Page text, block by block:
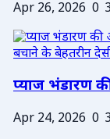
Apr 26, 2026 0
प्याज भंडारण
Apr 24, 2026 0